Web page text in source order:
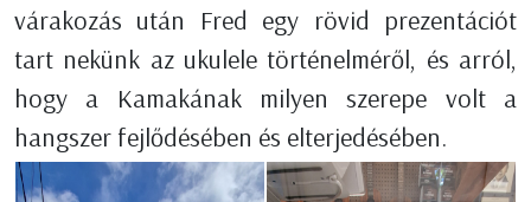
várakozás után Fred egy rövid prezentációt
tart nekünk az ukulele történelméről, és arról,
hogy a Kamakának milyen szerepe volt a
hangszer fejlődésében és elterjedésében.